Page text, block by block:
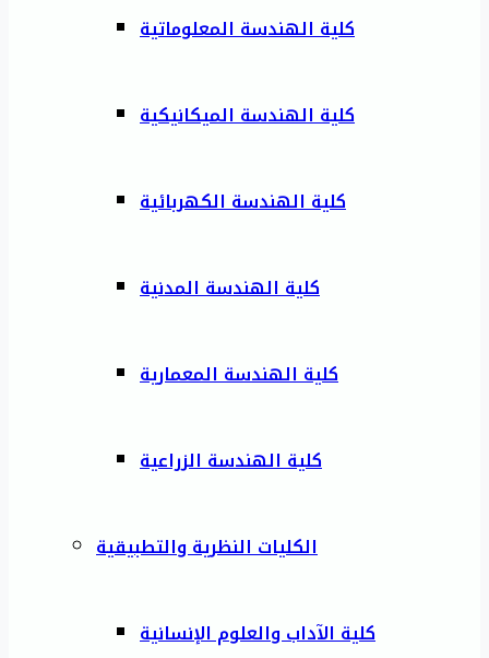
كلية الهندسة المعلوماتية
كلية الهندسة الميكانيكية
كلية الهندسة الكهربائية
كلية الهندسة المدنية
كلية الهندسة المعمارية
كلية الهندسة الزراعية
الكليات النظرية والتطبيقية
كلية الآداب والعلوم الإنسانية